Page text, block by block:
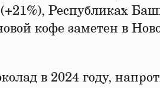
Республиках
кофе заметен в
в 2024 году,